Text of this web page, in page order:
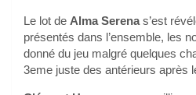
Le lot de Alma Serenas’est
présentés dans l’ensemble, les
donné du jeu malgré quelques
3eme juste des antérieurs après